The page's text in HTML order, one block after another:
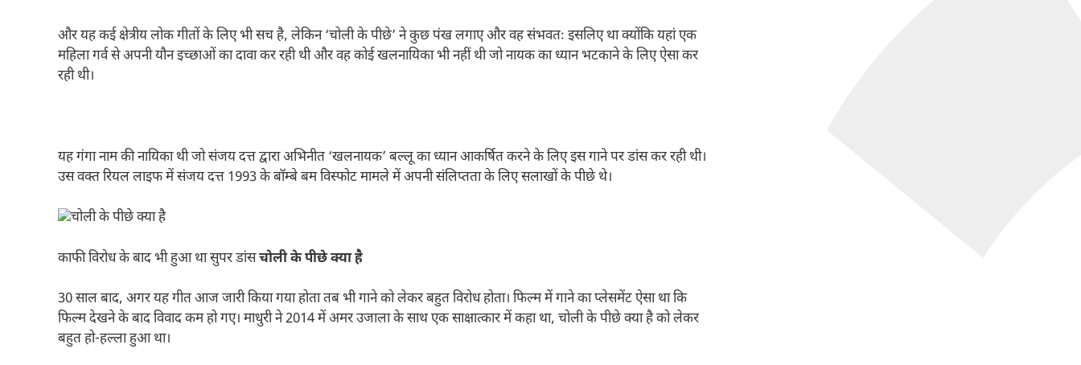
और यह कई क्षेत्रीय लोक गीतों के लिए भी सच है, लेकिन ‘चोली के पीछे’ ने कुछ पंख लगाए और वह संभवतः इसलिए था क्योंकि यहां एक
महिला गर्व से अपनी यौन इच्छाओं का दावा कर रही थी और वह कोई खलनायिका भी नहीं थी जो नायक का ध्यान भटकाने के लिए ऐसा कर
रही थी।
यह गंगा नाम की नायिका थी जो संजय दत्त द्वारा अभिनीत ‘खलनायक’ बल्लू का ध्यान आकर्षित करने के लिए इस गाने पर डांस कर रही थी।
उस वक्त रियल लाइफ में संजय दत्त 1993 के बॉम्बे बम विस्फोट मामले में अपनी संलिप्तता के लिए सलाखों के पीछे थे।
काफी विरोध के बाद भी हुआ था सुपर डांसचोली के पीछे क्या है
30 साल बाद, अगर यह गीत आज जारी किया गया होता तब भी गाने को लेकर बहुत विरोध होता। फिल्म में गाने का प्लेसमेंट ऐसा था कि
फिल्म देखने के बाद विवाद कम हो गए। माधुरी ने 2014 में अमर उजाला के साथ एक साक्षात्कार में कहा था, चोली के पीछे क्या है को लेकर
बहुत हो-हल्ला हुआ था।